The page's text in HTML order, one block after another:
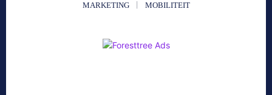
MARKETING MOBILITEIT